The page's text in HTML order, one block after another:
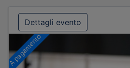
Dettagli evento
A pagamento